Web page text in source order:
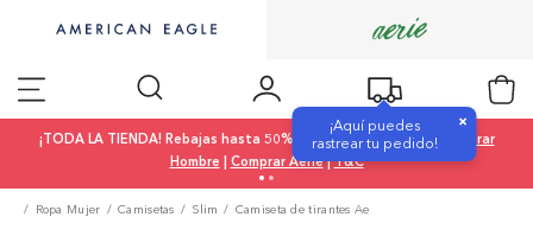
¡Aquí puedes
rastrear tu pedido!
×
¡TODA LA TIENDA! Rebajas hasta 50% OFF |Comprar Mujer|
Comprar
Hombre | Comprar Aerie|T&C
Ropa Mujer Camisetas Slim Camiseta de tirantes Ae